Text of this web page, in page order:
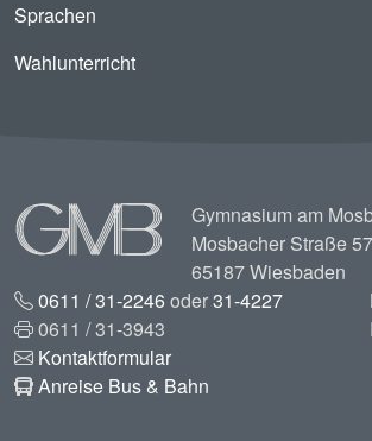
Sprachen
Wahlunterricht
Image
Gymnasium am
Mosbacher Straße
65187 Wiesbaden
0611 / 31-2246oder31-4227
0611 / 31-3943
Kontaktformular
Anreise Bus & Bahn